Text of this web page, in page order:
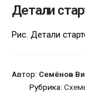
Детали
Рис. Детали
Автор: Семёнов
Рубрика: